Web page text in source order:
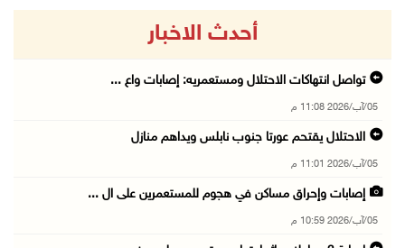
أحدث الاخبار
تواصل انتهاكات الاحتلال ومستعمريه: إصابات واع ...
05/آب/2026 11:08 م
الاحتلال يقتحم عورتا جنوب نابلس ويداهم منازل
05/آب/2026 11:01 م
إصابات وإحراق مساكن في هجوم للمستعمرين على ال ...
05/آب/2026 10:59 م